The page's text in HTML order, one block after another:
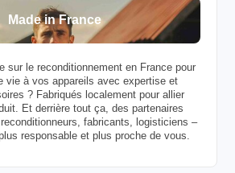
Made in France
sur le reconditionnement en France pour
vie à vos appareils avec expertise et
? Fabriqués localement pour allier
Et derrière tout ça, des partenaires
fabricants, logisticiens –
responsable et plus proche de vous.